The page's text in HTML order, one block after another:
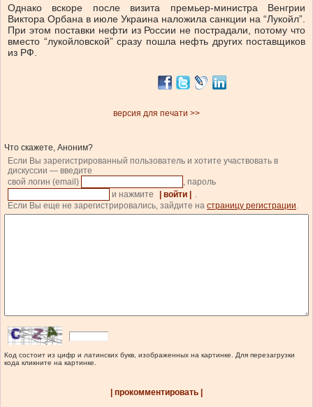
Однако вскоре после визита премьер-министра Венгрии
Виктора Орбана в июле Украина наложила санкции на “Лукойл”.
При этом поставки нефти из России не пострадали, потому что
вместо “лукойловской” сразу пошла нефть других поставщиков
из РФ.
версия для печати >>
Что скажете, Аноним?
Если Вы зарегистрированный пользователь и хотите участвовать в
дискуссии — введите
свой логин (email)
, пароль
и нажмите
| войти |
.
Если Вы еще не зарегистрировались, зайдите на страницу регистрации.
Код состоит из цифр и латинских букв, изображенных на картинке. Для перезагрузки
кода кликните на картинке.
| прокомментировать |